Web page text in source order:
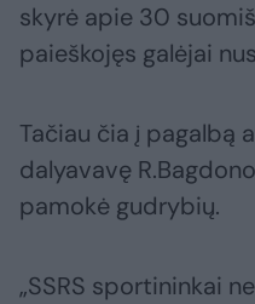
skyrė apie 30
paieškojęs galėjai
Tačiau čia į pagalbą
dalyavavę
pamokė gudrybių.
„SSRS sportininkai